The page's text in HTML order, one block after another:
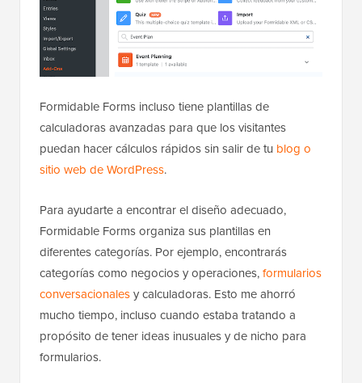
Formidable Forms incluso tiene plantillas de
calculadoras avanzadas para que los visitantes
puedan hacer cálculos rápidos sin salir de tu blog o
sitio web de WordPress.
Para ayudarte a encontrar el diseño adecuado,
Formidable Forms organiza sus plantillas en
diferentes categorías. Por ejemplo, encontrarás
categorías como negocios y operaciones,formularios
conversacionalesy calculadoras. Esto me ahorró
mucho tiempo, incluso cuando estaba tratando a
propósito de tener ideas inusuales y de nicho para
formularios.